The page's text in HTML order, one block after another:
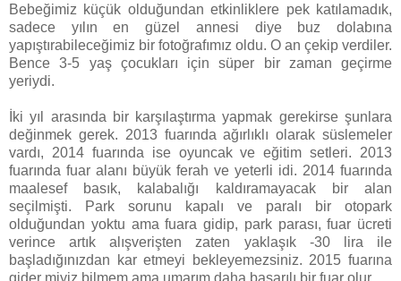
Bebeğimiz küçük olduğundan etkinliklere pek katılamadık,
sadece yılın en güzel annesi diye buz dolabına
yapıştırabileceğimiz bir fotoğrafımız oldu. O an çekip verdiler.
Bence 3-5 yaş çocukları için süper bir zaman geçirme
yeriydi.
İki yıl arasında bir karşılaştırma yapmak gerekirse şunlara
değinmek gerek. 2013 fuarında ağırlıklı olarak süslemeler
vardı, 2014 fuarında ise oyuncak ve eğitim setleri. 2013
fuarında fuar alanı büyük ferah ve yeterli idi. 2014 fuarında
maalesef basık, kalabalığı kaldıramayacak bir alan
seçilmişti. Park sorunu kapalı ve paralı bir otopark
olduğundan yoktu ama fuara gidip, park parası, fuar ücreti
verince artık alışverişten zaten yaklaşık -30 lira ile
başladığınızdan kar etmeyi bekleyemezsiniz. 2015 fuarına
gider miyiz bilmem ama umarım daha başarılı bir fuar olur.